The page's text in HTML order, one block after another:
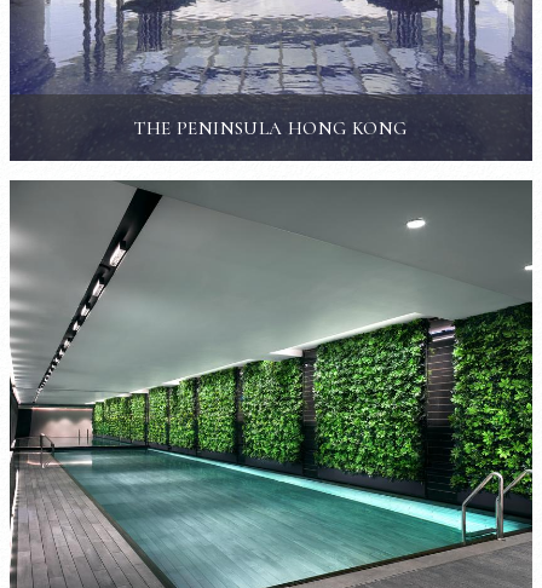
THE PENINSULA HONG KONG